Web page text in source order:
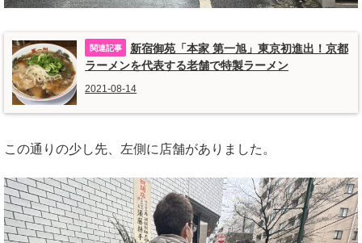
新宿御苑「本家 第一旭」東京初進出！京都
ラーメンを代表する老舗で特製ラーメン
2021-08-14
この通りの少し先、左側に店舗がありました。